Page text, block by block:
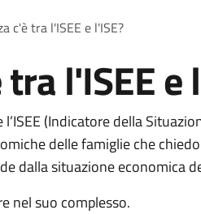
c'è tra l'ISEE e l'ISE?
l'ISEE e
l’ISEE (Indicatore della
delle famiglie che
dalla situazione economica
nel suo complesso.